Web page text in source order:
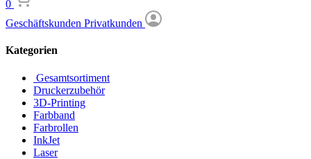
0
Geschäftskunden Privatkunden
Kategorien
Gesamtsortiment
Druckerzubehör
3D-Printing
Farbband
Farbrollen
InkJet
Laser